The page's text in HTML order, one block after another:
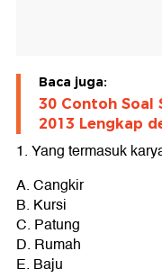
Baca juga:
30 Contoh Soal
2013 Lengkap
1. Yang termasuk
A. Cangkir
B. Kursi
C. Patung
D. Rumah
E. Baju